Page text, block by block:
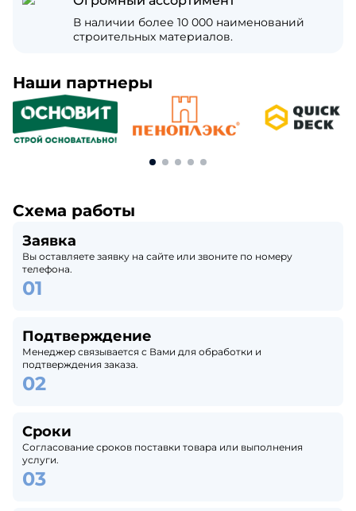
В наличии более 10 000 наименований
строительных материалов.
Наши партнеры
Схема работы
Заявка
Вы оставляете заявку на сайте или звоните по номеру
телефона.
Подтверждение
Менеджер связывается с Вами для обработки и
подтверждения заказа.
Сроки
Согласование сроков поставки товара или выполнения
услуги.